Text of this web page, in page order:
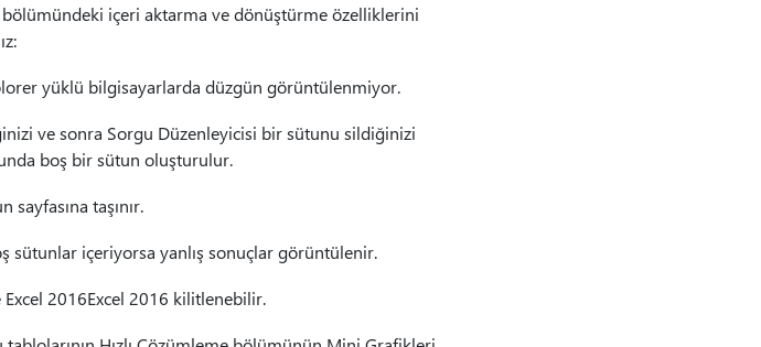
içeri aktarma ve dönüştürme özelliklerini
yüklü bilgisayarlarda düzgün görüntülenmiyor.
ve sonra Sorgu Düzenleyicisi bir sütunu sildiğinizi
boş bir sütun oluşturulur.
taşınır.
sütunlar içeriyorsa yanlış sonuçlar görüntülenir.
2016Excel 2016 kilitlenebilir.